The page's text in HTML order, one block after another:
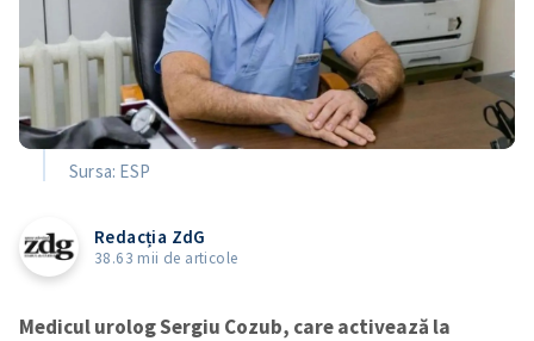
Sursa: ESP
Redacția ZdG
38.63 mii de articole
Medicul urolog Sergiu Cozub, care activează la